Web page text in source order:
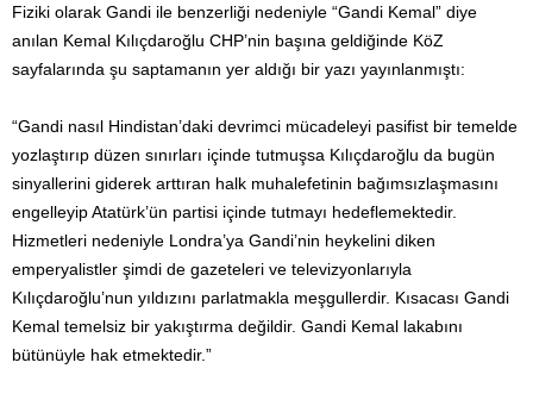
Fiziki olarak Gandi ile benzerliği nedeniyle “Gandi Kemal” diye
anılan Kemal Kılıçdaroğlu CHP’nin başına geldiğinde KöZ
sayfalarında şu saptamanın yer aldığı bir yazı yayınlanmıştı:
“Gandi nasıl Hindistan’daki devrimci mücadeleyi pasifist bir temelde
yozlaştırıp düzen sınırları içinde tutmuşsa Kılıçdaroğlu da bugün
sinyallerini giderek arttıran halk muhalefetinin bağımsızlaşmasını
engelleyip Atatürk’ün partisi içinde tutmayı hedeflemektedir.
Hizmetleri nedeniyle Londra’ya Gandi’nin heykelini diken
emperyalistler şimdi de gazeteleri ve televizyonlarıyla
Kılıçdaroğlu’nun yıldızını parlatmakla meşgullerdir. Kısacası Gandi
Kemal temelsiz bir yakıştırma değildir. Gandi Kemal lakabını
bütünüyle hak etmektedir.”